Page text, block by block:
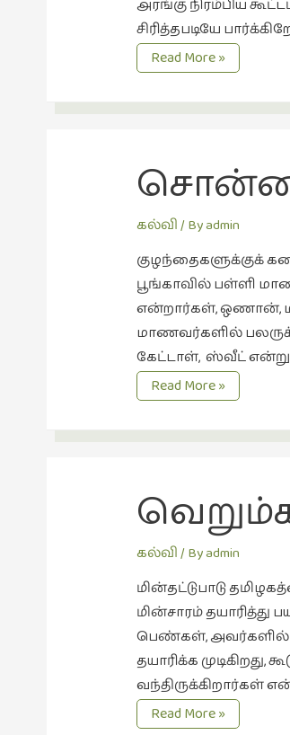
அரங்கு நிரம்பிய
சிரித்தபடியே
திருத்தப்பட
வேண்டியவர்கள்
Read More »
கல்வி/ Byadmin
குழந்தைகளுக்குக்
பூங்காவில் பள்ளி
என்றார்கள், ஒணான்,
மாணவர்களில்
கேட்டாள், ஸ்வீட் என்று
சொன்ன
கதை
Read More »
கல்வி/ Byadmin
மின்தட்டுபாடு
மின்சாரம்
பெண்கள், அவர்களில்
தயாரிக்க
வந்திருக்கிறார்கள்
Read More »